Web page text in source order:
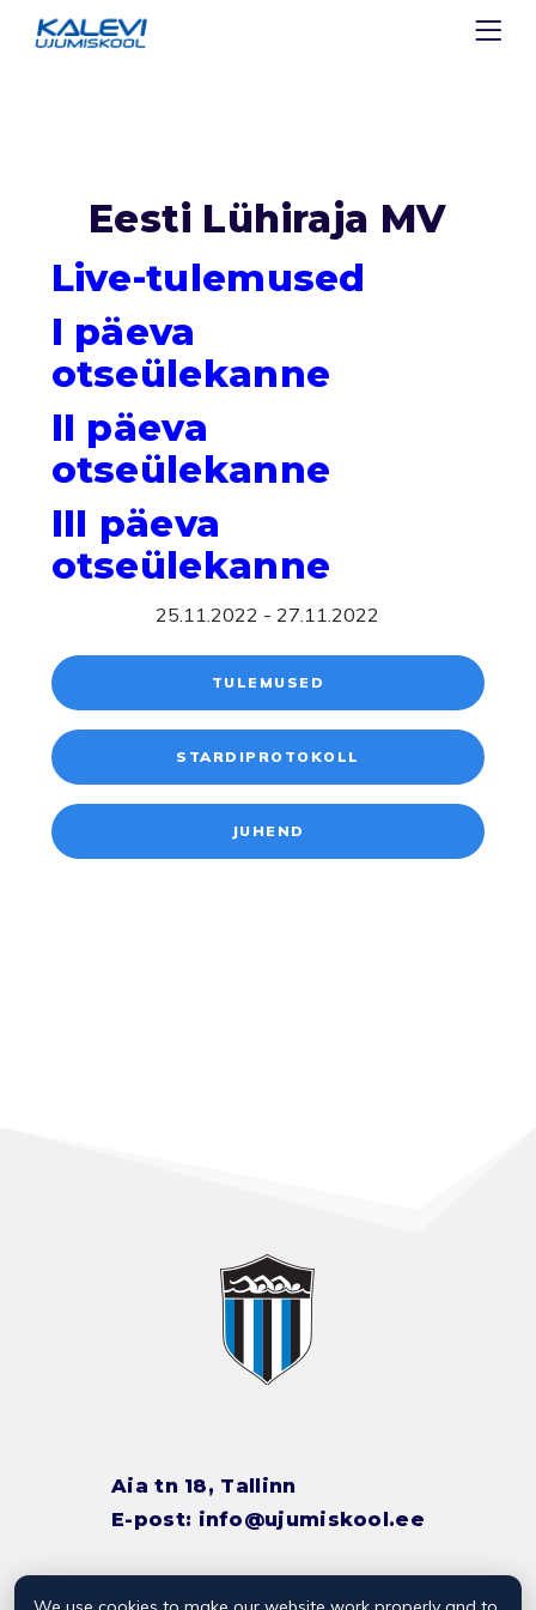
Eesti Lühiraja MV
Live-tulemused
I päeva
otseülekanne
II päeva
otseülekanne
III päeva
otseülekanne
25.11.2022 - 27.11.2022
TULEMUSED
STARDIPROTOKOLL
JUHEND
Aia tn 18, Tallinn
E-post: info@ujumiskool.ee